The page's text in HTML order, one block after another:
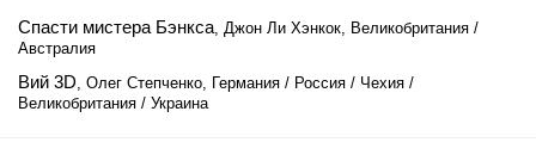
Спасти мистера Бэнкса, Джон Ли Хэнкок, Великобритания /
Австралия
Вий 3D, Олег Степченко, Германия / Россия / Чехия /
Великобритания / Украина